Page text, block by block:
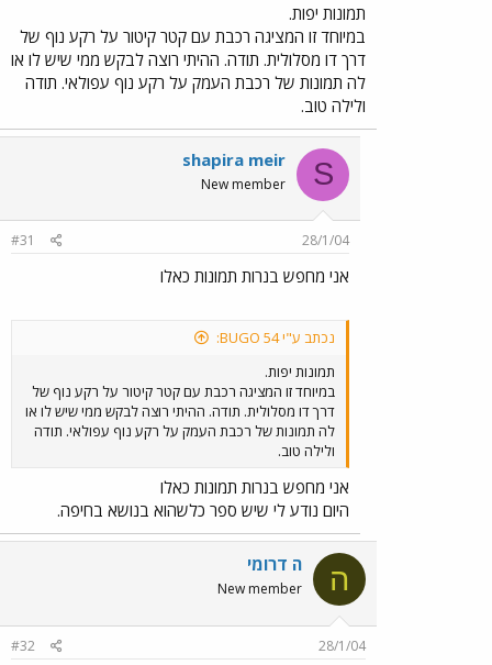
תמונות יפות.
במיוחד זו המציגה רכבת עם קטר קיטור על רקע נוף של
דרך דו מסלולית. תודה. ההיתי רוצה לבקש ממי שיש לו או
לה תמונות של רכבת העמק על רקע נוף עפולאי. תודה
ולילה טוב.
S
shapira meir
New member
28/1/04
#31
אני מחפש בנרות תמונות כאלו
נכתב ע"י BUGO 54:
תמונות יפות.
במיוחד זו המציגה רכבת עם קטר קיטור על רקע נוף של
דרך דו מסלולית. תודה. ההיתי רוצה לבקש ממי שיש לו או
לה תמונות של רכבת העמק על רקע נוף עפולאי. תודה
ולילה טוב.
אני מחפש בנרות תמונות כאלו
היום נודע לי שיש ספר כלשהוא בנושא בחיפה.
ה ה דרומי
New member
28/1/04
#32